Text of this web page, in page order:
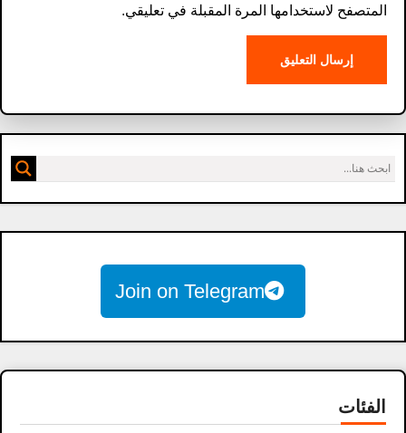
المتصفح لاستخدامها المرة المقبلة في تعليقي.
Join on Telegram
الفئات